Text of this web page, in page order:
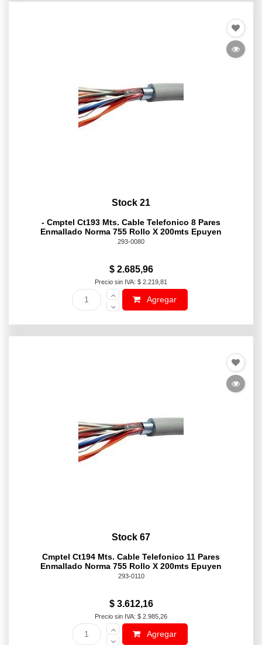
Stock 21
- Cmptel Ct193 Mts. Cable Telefonico 8 Pares
Enmallado Norma 755 Rollo X 200mts Epuyen
293-0080
$ 2.685,96
Precio sin IVA: $ 2.219,81
Agregar
Stock 67
Cmptel Ct194 Mts. Cable Telefonico 11 Pares
Enmallado Norma 755 Rollo X 200mts Epuyen
293-0110
$ 3.612,16
Precio sin IVA: $ 2.985,26
Agregar